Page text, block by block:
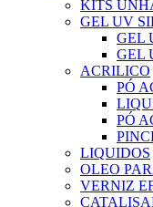
KITS
GEL UV
GEL
GEL
ACRILICO
PÓ
PÓ
LIQUIDOS
OLEO
VERNIZ